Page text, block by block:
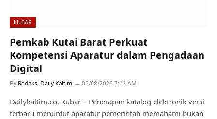
KUBAR
Pemkab Kutai Barat Perkuat
Kompetensi Aparatur dalam Pengadaan
Digital
By Redaksi Daily Kaltim 05/08/2026 7:12 AM
Dailykaltim.co, Kubar – Penerapan katalog elektronik versi
terbaru menuntut aparatur pemerintah memahami bukan